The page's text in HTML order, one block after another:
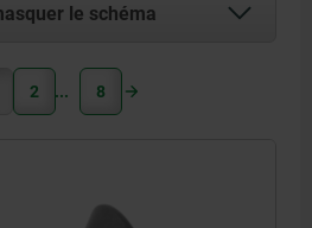
le schéma
2 8